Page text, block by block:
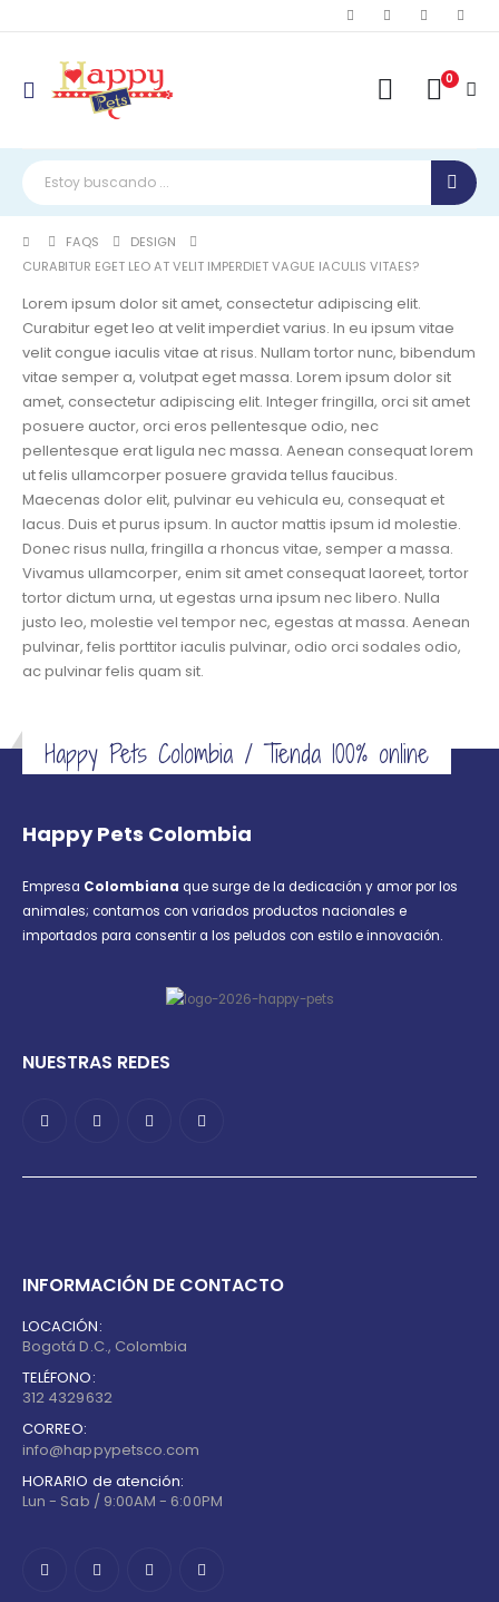
0
FAQS
DESIGN
CURABITUR EGET LEO AT VELIT IMPERDIET VAGUE IACULIS VITAES?
Lorem ipsum dolor sit amet, consectetur adipiscing elit.
Curabitur eget leo at velit imperdiet varius. In eu ipsum vitae
velit congue iaculis vitae at risus. Nullam tortor nunc, bibendum
vitae semper a, volutpat eget massa. Lorem ipsum dolor sit
amet, consectetur adipiscing elit. Integer fringilla, orci sit amet
posuere auctor, orci eros pellentesque odio, nec
pellentesque erat ligula nec massa. Aenean consequat lorem
ut felis ullamcorper posuere gravida tellus faucibus.
Maecenas dolor elit, pulvinar eu vehicula eu, consequat et
lacus. Duis et purus ipsum. In auctor mattis ipsum id molestie.
Donec risus nulla, fringilla a rhoncus vitae, semper a massa.
Vivamus ullamcorper, enim sit amet consequat laoreet, tortor
tortor dictum urna, ut egestas urna ipsum nec libero. Nulla
justo leo, molestie vel tempor nec, egestas at massa. Aenean
pulvinar, felis porttitor iaculis pulvinar, odio orci sodales odio,
ac pulvinar felis quam sit.
Happy Pets Colombia / Tienda 100% online
Happy Pets Colombia
Empresa Colombiana que surge de la dedicación y amor por los
animales; contamos con variados productos nacionales e
importados para consentir a los peludos con estilo e innovación.
NUESTRAS REDES
INFORMACIÓN DE CONTACTO
LOCACIÓN:
Bogotá D.C., Colombia
TELÉFONO:
312 4329632
CORREO:
info@happypetsco.com
HORARIO de atención:
Lun - Sab / 9:00AM - 6:00PM